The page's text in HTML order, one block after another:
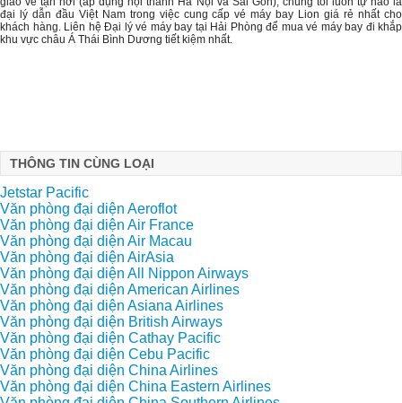
đại lý dẫn đầu Việt Nam trong việc cung cấp vé máy bay Lion giá rẻ nhất cho
khách hàng. Liên hệ Đại lý vé máy bay tại Hải Phòng để mua vé máy bay đi khắp
khu vực châu Á Thái Bình Dương tiết kiệm nhất.
THÔNG TIN CÙNG LOẠI
Jetstar Pacific
Văn phòng đại diện Aeroflot
Văn phòng đại diện Air France
Văn phòng đại diện Air Macau
Văn phòng đại diện AirAsia
Văn phòng đại diện All Nippon Airways
Văn phòng đại diện American Airlines
Văn phòng đại diện Asiana Airlines
Văn phòng đại diện British Airways
Văn phòng đại diện Cathay Pacific
Văn phòng đại diện Cebu Pacific
Văn phòng đại diện China Airlines
Văn phòng đại diện China Eastern Airlines